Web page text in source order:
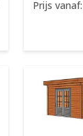
Prijs vanaf: